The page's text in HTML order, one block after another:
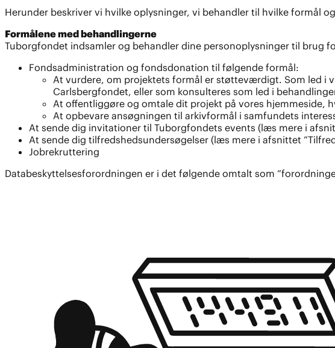
Herunder beskriver vi hvilke oplysninger, vi behandler til hvilke formål
Formålene med behandlingerne
Tuborgfondet indsamler og behandler dine personoplysninger til brug
Fondsadministration og fondsdonation til følgende formål:
At vurdere, om projektets formål er støtteværdigt. Som led i
Carlsbergfondet, eller som konsulteres som led i
At offentliggøre og omtale dit projekt på vores hjemmeside,
At opbevare ansøgningen til arkivformål i samfundets
At sende dig invitationer til Tuborgfondets events (læs mere i
At sende dig tilfredshedsundersøgelser (læs mere i afsnittet
Jobrekruttering
Databeskyttelsesforordningen er i det følgende omtalt som